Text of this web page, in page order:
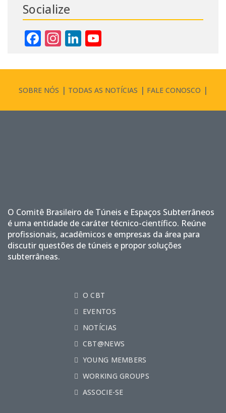
Socialize
Facebook
Instagram
LinkedIn
SOBRE NÓS TODAS AS NOTÍCIAS FALE CONOSCO
O Comitê Brasileiro de Túneis e Espaços Subterrâneos
é uma entidade de caráter técnico-científico. Reúne
profissionais, acadêmicos e empresas da área para
discutir questões de túneis e propor soluções
subterrâneas.
O CBT
EVENTOS
NOTÍCIAS
CBT@NEWS
YOUNG MEMBERS
WORKING GROUPS
ASSOCIE-SE